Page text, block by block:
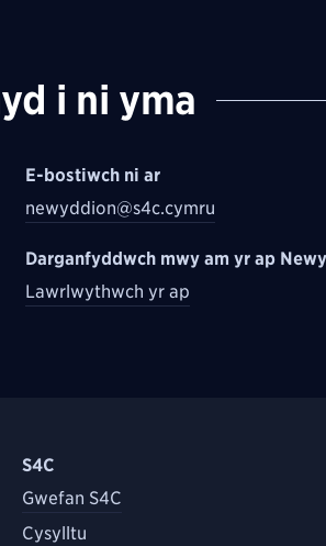
i ni yma
E-bostiwch ni ar
newyddion@s4c.cymru
Darganfyddwch mwy am yr ap
Lawrlwythwch yr ap
S4C
Gwefan S4C
Cysylltu